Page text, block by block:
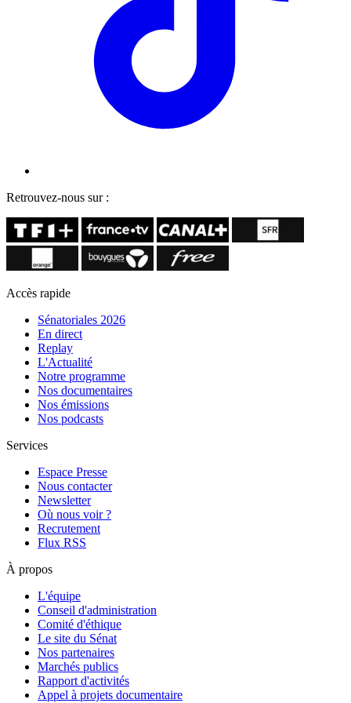
Retrouvez-nous sur :
Accès rapide
Sénatoriales 2026
En direct
Replay
L'Actualité
Notre programme
Nos documentaires
Nos émissions
Nos podcasts
Services
Espace Presse
Nous contacter
Newsletter
Où nous voir ?
Recrutement
Flux RSS
À propos
L'équipe
Conseil d'administration
Comité d'éthique
Le site du Sénat
Nos partenaires
Marchés publics
Rapport d'activités
Appel à projets documentaire